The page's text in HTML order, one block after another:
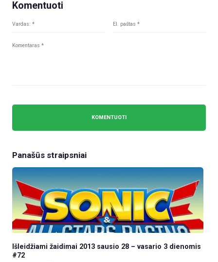
Komentuoti
Panašūs straipsniai
Išleidžiami žaidimai 2013 sausio 28 – vasario 3 dienomis
#72